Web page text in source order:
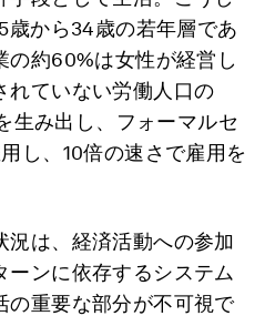
歳から34歳の若年層であ
の約60%は女性が経営し
れていない労働人口の
生み出し、フォーマルセ
し、10倍の速さで雇用を
況は、経済活動への参加
ーンに依存するシステム
の重要な部分が不可視で